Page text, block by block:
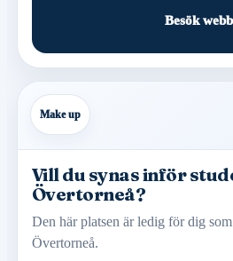
Besök webb
Make up
Vill du synas inför
Övertorneå?
Den här platsen är ledig för dig
Övertorneå.